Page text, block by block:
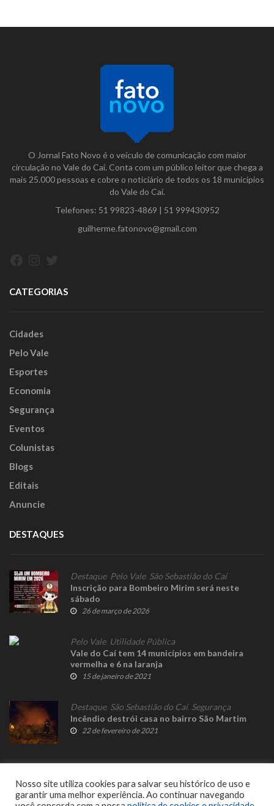
O Jornal Fato Novo é o veículo de comunicação com maior
circulação no Vale do Caí. Conta com um público leitor que chega a
mais 25.000 pessoas e cobre o noticiário de todos os 18 municípios
do Vale do Caí.
Telefones: 51 99823-4869 | 51 999430952
guilherme.fatonovo@gmail.com
CATEGORIAS
Cidades
Pelo Vale
Esportes
Economia
Segurança
Eventos
Colunistas
Blogs
Editais
Anuncie
DESTAQUES
Destaque, Pelo Vale, São Sebastião do Caí
Inscrição para Bombeiro Mirim será neste
sábado
26 de março de 2026
Pelo Vale, Utilidade Pública
Vale do Caí tem 14 municípios em bandeira
vermelha e 6 na laranja
15 de janeiro de 2021
Destaque, São Sebastião do Caí, Segurança
Incêndio destrói casa no bairro São Martim
22 de fevereiro de 2021
Nosso site utiliza cookies para salvar seu histórico de uso e
garantir uma melhor experiência. Ao continuar navegando